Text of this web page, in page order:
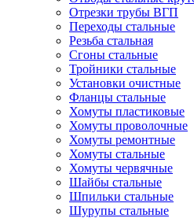
Отрезки трубы ВГП
Переходы стальные
Резьба стальная
Сгоны стальные
Тройники стальные
Установки очистные
Фланцы стальные
Хомуты пластиковые
Хомуты проволочные
Хомуты ремонтные
Хомуты стальные
Хомуты червячные
Шайбы стальные
Шпильки стальные
Шурупы стальные